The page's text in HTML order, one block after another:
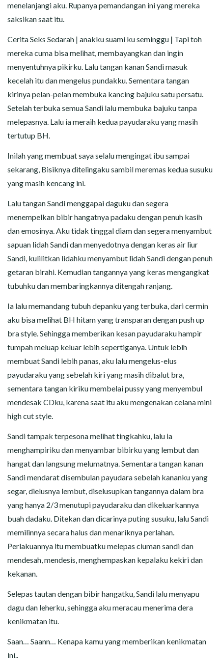
menelanjangi aku. Rupanya pemandangan ini yang mereka
saksikan saat itu.
Cerita Seks Sedarah | anakku suami ku seminggu | Tapi toh
mereka cuma bisa melihat, membayangkan dan ingin
menyentuhnya pikirku. Lalu tangan kanan Sandi masuk
kecelah itu dan mengelus pundakku. Sementara tangan
kirinya pelan-pelan membuka kancing bajuku satu persatu.
Setelah terbuka semua Sandi lalu membuka bajuku tanpa
melepasnya. Lalu ia meraih kedua payudaraku yang masih
tertutup BH.
Inilah yang membuat saya selalu mengingat ibu sampai
sekarang, Bisiknya ditelingaku sambil meremas kedua susuku
yang masih kencang ini.
Lalu tangan Sandi menggapai daguku dan segera
menempelkan bibir hangatnya padaku dengan penuh kasih
dan emosinya. Aku tidak tinggal diam dan segera menyambut
sapuan lidah Sandi dan menyedotnya dengan keras air liur
Sandi, kulilitkan lidahku menyambut lidah Sandi dengan penuh
getaran birahi. Kemudian tangannya yang keras mengangkat
tubuhku dan membaringkannya ditengah ranjang.
Ia lalu memandang tubuh depanku yang terbuka, dari cermin
aku bisa melihat BH hitam yang transparan dengan push up
bra style. Sehingga memberikan kesan payudaraku hampir
tumpah meluap keluar lebih sepertiganya. Untuk lebih
membuat Sandi lebih panas, aku lalu mengelus-elus
payudaraku yang sebelah kiri yang masih dibalut bra,
sementara tangan kiriku membelai pussy yang menyembul
mendesak CDku, karena saat itu aku mengenakan celana mini
high cut style.
Sandi tampak terpesona melihat tingkahku, lalu ia
menghampiriku dan menyambar bibirku yang lembut dan
hangat dan langsung melumatnya. Sementara tangan kanan
Sandi mendarat disembulan payudara sebelah kananku yang
segar, dielusnya lembut, diselusupkan tangannya dalam bra
yang hanya 2/3 menutupi payudaraku dan dikeluarkannya
buah dadaku. Ditekan dan dicarinya puting susuku, lalu Sandi
memilinnya secara halus dan menariknya perlahan.
Perlakuannya itu membuatku melepas ciuman sandi dan
mendesah, mendesis, menghempaskan kepalaku kekiri dan
kekanan.
Selepas tautan dengan bibir hangatku, Sandi lalu menyapu
dagu dan leherku, sehingga aku meracau menerima dera
kenikmatan itu.
Saan… Saann… Kenapa kamu yang memberikan kenikmatan
ini..